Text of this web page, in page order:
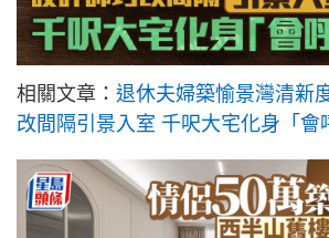
相關文章： 退休夫婦築愉景灣清新
改間隔引景入室 千呎大宅化身「會